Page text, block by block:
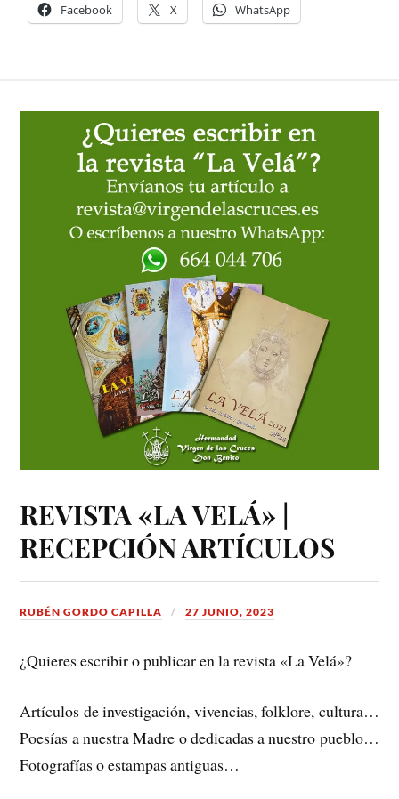
Facebook X WhatsApp
REVISTA «LA VELÁ» |
RECEPCIÓN ARTÍCULOS
RUBÉN GORDO CAPILLA 27 JUNIO, 2023
¿Quieres escribir o publicar en la revista «La Velá»?
Artículos de investigación, vivencias, folklore, cultura…
Poesías a nuestra Madre o dedicadas a nuestro pueblo…
Fotografías o estampas antiguas…